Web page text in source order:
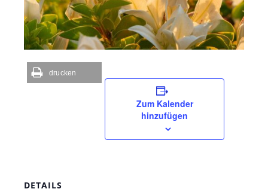
drucken
Zum Kalender
hinzufügen
DETAILS